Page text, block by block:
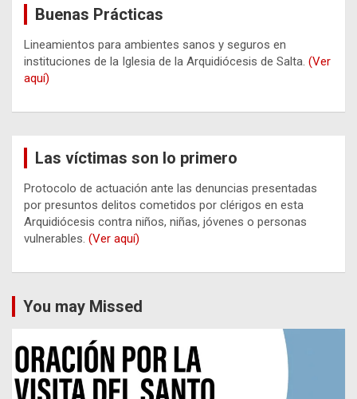
Buenas Prácticas
Lineamientos para ambientes sanos y seguros en
instituciones de la Iglesia de la Arquidiócesis de Salta. (Ver
aquí)
Las víctimas son lo primero
Protocolo de actuación ante las denuncias presentadas
por presuntos delitos cometidos por clérigos en esta
Arquidiócesis contra niños, niñas, jóvenes o personas
vulnerables. (Ver aquí)
You may Missed